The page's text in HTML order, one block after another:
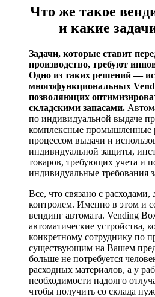
Что же такое
и какие
Задачи, которые ставит
производство, требуют
Одно из таких решений —
многофункциональных
позволяющих
складскими запасами.
по индивидуальной выдаче
комплексные промышленные
процессом выдачи и
индивидуальной защиты,
товаров, требующих учета и
индивидуальные требования
Все, что связано с
контролем. Именно в этом и
вендинг автомата. Vending
автоматические
конкретному сотруднику по
существующим на Вашем
больше не потребуется
расходных материалов, а у
необходимости надолго
чтобы получить со склада